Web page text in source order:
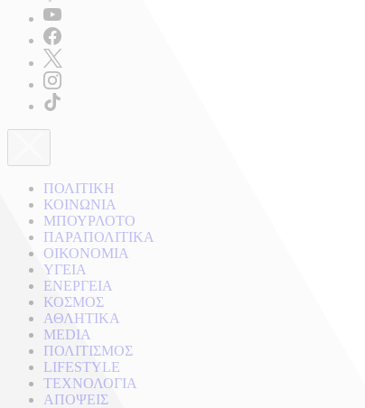
ΠΟΛΙΤΙΚΗ
ΚΟΙΝΩΝΙΑ
ΜΠΟΥΡΛΟΤΟ
ΠΑΡΑΠΟΛΙΤΙΚΑ
ΟΙΚΟΝΟΜΙΑ
ΥΓΕΙΑ
ΕΝΕΡΓΕΙΑ
ΚΟΣΜΟΣ
ΑΘΛΗΤΙΚΑ
MEDIA
ΠΟΛΙΤΙΣΜΟΣ
LIFESTYLE
ΤΕΧΝΟΛΟΓΙΑ
ΑΠΟΨΕΙΣ